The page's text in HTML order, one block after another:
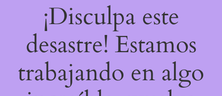
¡Disculpa este
desastre! Estamos
trabajando en algo